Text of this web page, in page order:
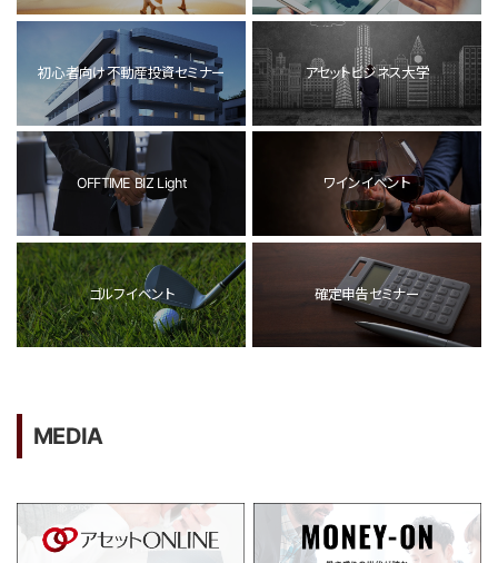
初心者向け不動産投資セミナー アセットビジネス大学
OFFTIME BIZ Light ワインイベント
ゴルフイベント 確定申告セミナー
MEDIA